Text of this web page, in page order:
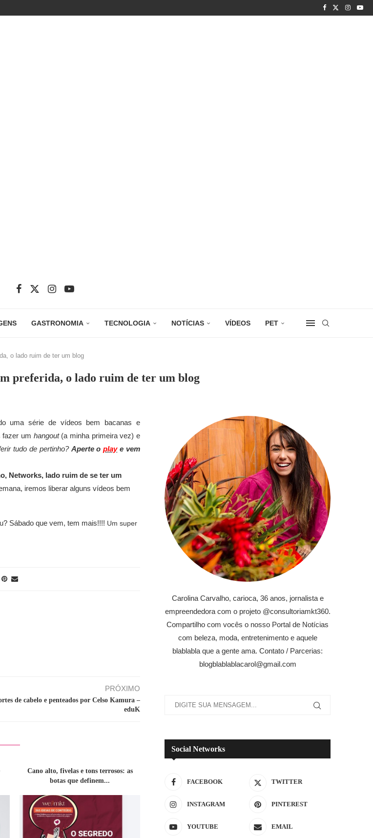
GASTRONOMIA TECNOLOGIA NOTÍCIAS VÍDEOS PET
o lado ruim de ter um blog
preferida, o lado ruim de ter um blog
uma série de vídeos bem bacanas e
fazer um hangout(a minha primeira vez) e
tudo de pertinho? Aperte oplaye vem
Networks, lado ruim de se ter um
iremos liberar alguns vídeos bem
Sábado que vem, tem mais!!!! Um super
PRÓXIMO
de cabelo e penteados por Celso Kamura –
eduK
Cano alto, fivelas e tons terrosos: as
botas que definem...
Carolina Carvalho, carioca, 36 anos, jornalista e
empreendedora com o projeto @consultoriamkt360.
Compartilho com vocês o nosso Portal de Notícias
com beleza, moda, entretenimento e aquele
blablabla que a gente ama. Contato / Parcerias:
blogblablablacarol@gmail.com
Social Networks
FACEBOOK TWITTER
INSTAGRAM PINTEREST
YOUTUBE EMAIL